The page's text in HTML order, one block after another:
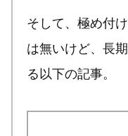
そして、極め付
は無いけど、長
る以下の記事。